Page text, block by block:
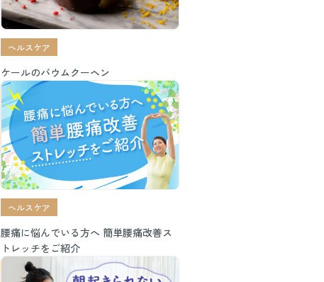
ヘルスケア
ケールのバウムクーヘン
ヘルスケア
腰痛に悩んでいる方へ 簡単腰痛改善ス
トレッチをご紹介